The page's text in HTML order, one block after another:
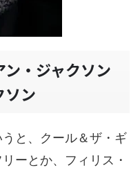
・ジャクソン
ソン
と、クール＆ザ・ギ
ーとか、フィリス・